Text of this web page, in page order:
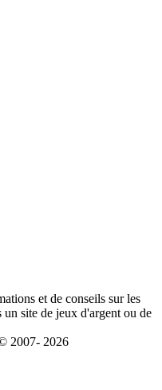
et de conseils sur les
un site de jeux d'argent ou de
2007- 2026